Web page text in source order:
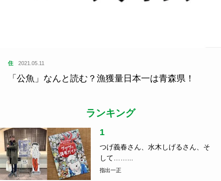
住 2021.05.11
「公魚」なんと読む？漁獲量日本一は青森県！
ランキング
1
つげ義春さん、水木しげるさん、そ
して……...
指出一正